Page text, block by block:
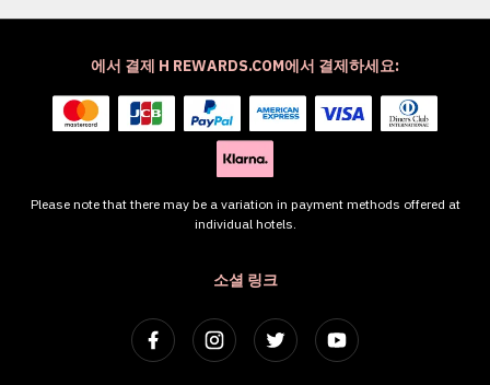
소셜 링크
에서 결제 H REWARDS.COM에서 결제하세요:
Please note that there may be a variation in payment methods offered at
individual hotels.